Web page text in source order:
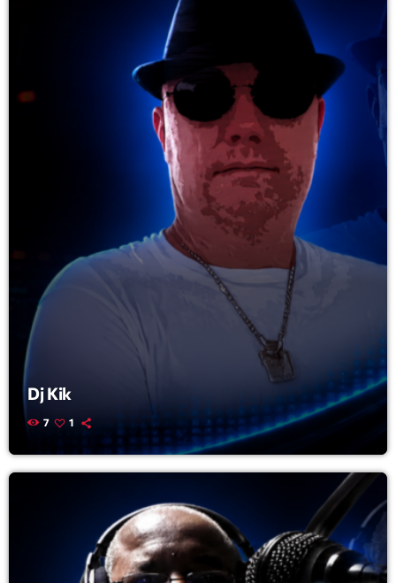
Concerts
Economics
Education
Events
Featured
Gear
Highlights
Dj Kik
7 1